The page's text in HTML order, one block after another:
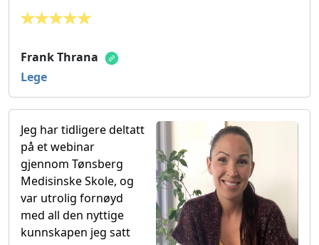
Frank Thrana
Lege
Jeg har tidligere deltatt
på et webinar
gjennom Tønsberg
Medisinske Skole, og
var utrolig fornøyd
med all den nyttige
kunnskapen jeg satt